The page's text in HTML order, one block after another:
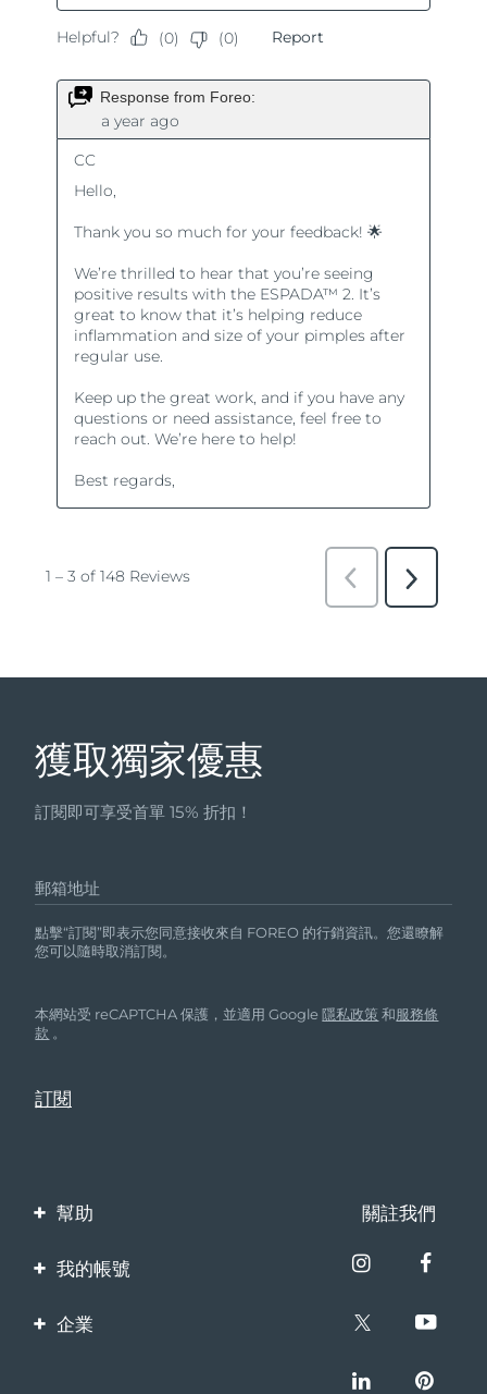
獲取獨家優惠
訂閱即可享受首單 15% 折扣！
郵箱地址
點擊“訂閱”即表示您同意接收來自 FOREO 的行銷資訊。您還瞭解
您可以隨時取消訂閱。
本網站受 reCAPTCHA 保護，並適用 Google隱私政策 和服務條
款 。
幫助
聯繫我們
關註我們
我的帳號
產品註冊
企業